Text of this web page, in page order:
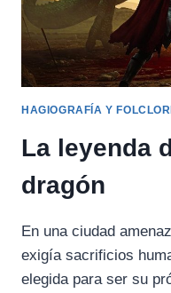
HAGIOGRAFÍA Y
La leyenda
dragón
En una ciudad
exigía sacrificios
elegida para ser su